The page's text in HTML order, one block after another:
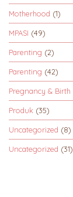
Motherhood (1)
MPASI (49)
Parenting (2)
Parenting (42)
Pregnancy & Birth
Produk (35)
Uncategorized (8)
Uncategorized (31)